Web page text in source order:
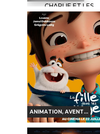
CHARLIE ET LES
KANGOUROUS
Horaires et Infos
Bande-annonce
Réservation
TOUT PUBLIC
ANIMATION, AVENT...
LA FILLE DANS LES